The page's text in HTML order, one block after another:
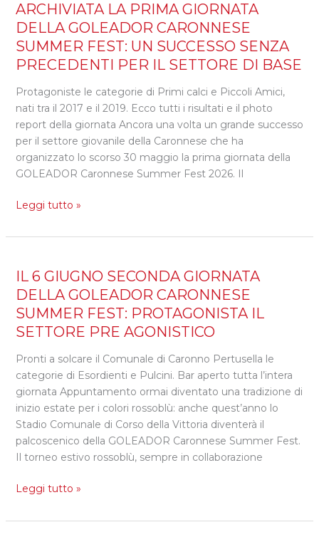
ARCHIVIATA LA PRIMA GIORNATA
DELLA GOLEADOR CARONNESE
SUMMER FEST: UN SUCCESSO SENZA
PRECEDENTI PER IL SETTORE DI BASE
Protagoniste le categorie di Primi calci e Piccoli Amici,
nati tra il 2017 e il 2019. Ecco tutti i risultati e il photo
report della giornata Ancora una volta un grande successo
per il settore giovanile della Caronnese che ha
organizzato lo scorso 30 maggio la prima giornata della
GOLEADOR Caronnese Summer Fest 2026. Il
ARCHIVIATA
LA
PRIMA
GIORNATA
DELLA
GOLEADOR
CARONNESE
SUMMER
FEST:
UN
SUCCESSO
PRECEDENTI
IL
DI
BASE
Leggi tutto »
IL 6 GIUGNO SECONDA GIORNATA
DELLA GOLEADOR CARONNESE
SUMMER FEST: PROTAGONISTA IL
SETTORE PRE AGONISTICO
Pronti a solcare il Comunale di Caronno Pertusella le
categorie di Esordienti e Pulcini. Bar aperto tutta l’intera
giornata Appuntamento ormai diventato una tradizione di
inizio estate per i colori rossoblù: anche quest’anno lo
Stadio Comunale di Corso della Vittoria diventerà il
palcoscenico della GOLEADOR Caronnese Summer Fest.
Il torneo estivo rossoblù, sempre in collaborazione
IL
6
GIUGNO
SECONDA
GIORNATA
DELLA
GOLEADOR
CARONNESE
SUMMER
FEST:
PROTAGONISTA
IL
PRE
Leggi tutto »